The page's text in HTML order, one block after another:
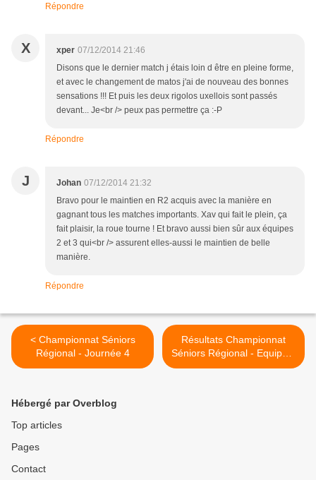
Répondre
X xper 07/12/2014 21:46
Disons que le dernier match j étais loin d être en pleine forme,
et avec le changement de matos j'ai de nouveau des bonnes
sensations !!! Et puis les deux rigolos uxellois sont passés
devant... Je<br /> peux pas permettre ça :-P
Répondre
J Johan 07/12/2014 21:32
Bravo pour le maintien en R2 acquis avec la manière en
gagnant tous les matches importants. Xav qui fait le plein, ça
fait plaisir, la roue tourne ! Et bravo aussi bien sûr aux équipes
2 et 3 qui<br /> assurent elles-aussi le maintien de belle
manière.
Répondre
< Championnat Séniors
Régional - Journée 4
Résultats Championnat
Séniors Régional - Equipe 2
- J.6 >
Hébergé par Overblog
Top articles
Pages
Contact